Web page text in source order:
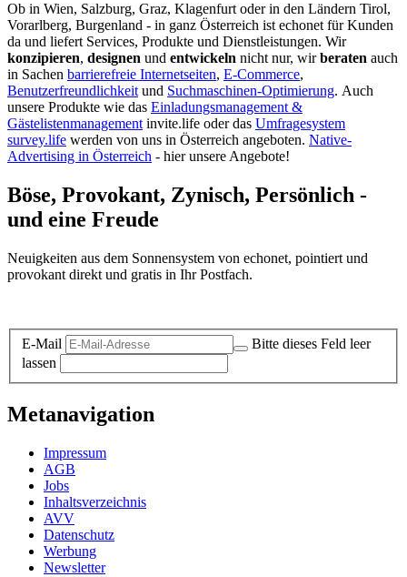
Ob in Wien, Salzburg, Graz, Klagenfurt oder in den Ländern Tirol,
Vorarlberg, Burgenland - in ganz Österreich ist echonet für Kunden
da und liefert Services, Produkte und Dienstleistungen. Wir
konzipieren, designen und entwickeln nicht nur, wirberaten auch
in Sachen barrierefreie Internetseiten, E-Commerce,
Benutzerfreundlichkeit und Suchmaschinen-Optimierung. Auch
unsere Produkte wie das Einladungsmanagement &
Gästelistenmanagement invite.life oder das Umfragesystem
survey.life werden von uns in Österreich angeboten. Native-
Advertising in Österreich - hier unsere Angebote!
Böse, Provokant, Zynisch, Persönlich -
und eine Freude
Neuigkeiten aus dem Sonnensystem von echonet, pointiert und
provokant direkt und gratis in Ihr Postfach.
E-Mail
Bitte dieses Feld leer
lassen
Metanavigation
Impressum
AGB
Jobs
Inhaltsverzeichnis
AVV
Datenschutz
Werbung
Newsletter